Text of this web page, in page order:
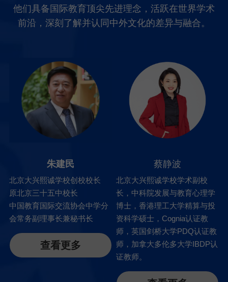
他们具备国际教育顶尖先进理念，活跃在世界学术
前沿，深刻了解并认同中外文化的差异与融合。
朱建民
北京大兴熙诚学校创校校长
原北京三十五中校长
中国教育国际交流协会中学分
会常务副理事长兼秘书长
查看更多
蔡静波
北京大兴熙诚学校学术副校
长，中科院发展与教育心理学
博士，香港理工大学精算与投
资科学硕士，Cognia认证教
师，英国剑桥大学PDQ认证教
师，加拿大多伦多大学IBDP认
证教师。